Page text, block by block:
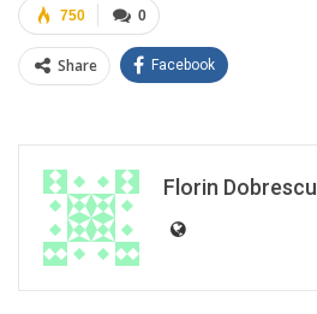
0
750
Share Facebook
Florin Dobrescu